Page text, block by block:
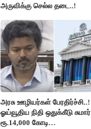
அருவிக்கு செல்ல தடை..!
அரசு ஊழியர்கள் பேரதிர்ச்சி..!
ஓய்வூதிய நிதி ஒதுக்கீடு சுமார்
ரூ.14,000 கோடி